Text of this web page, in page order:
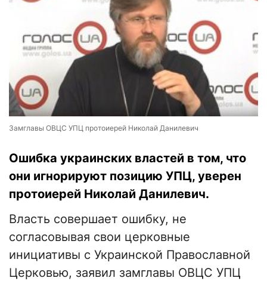
Замглавы ОВЦС УПЦ протоиерей Николай Данилевич
Ошибка украинских властей в том, что
они игнорируют позицию УПЦ, уверен
протоиерей Николай Данилевич.
Власть совершает ошибку, не
согласовывая свои церковные
инициативы с Украинской Православной
Церковью, заявил замглавы ОВЦС УПЦ